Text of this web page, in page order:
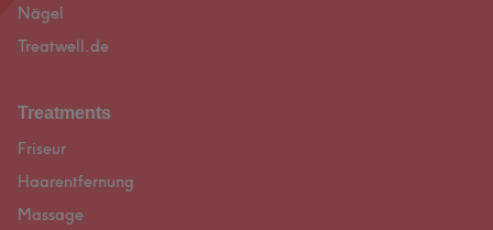
Nägel
Treatwell.de
Treatments
Friseur
Haarentfernung
Massage